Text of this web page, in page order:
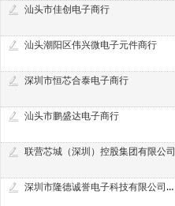
汕头市佳创电子商行
汕头潮阳区伟兴微电子元件商行
深圳市恒芯合泰电子商行
汕头市鹏盛达电子商行
联营芯城（深圳）控股集团有限公司
深圳市隆德诚誉电子科技有限公司（原金诚意）